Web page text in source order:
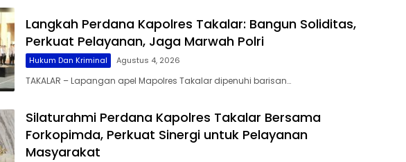
Langkah Perdana Kapolres Takalar: Bangun Soliditas,
Perkuat Pelayanan, Jaga Marwah Polri
Hukum Dan Kriminal Agustus 4, 2026
TAKALAR – Lapangan apel Mapolres Takalar dipenuhi barisan…
Silaturahmi Perdana Kapolres Takalar Bersama
Forkopimda, Perkuat Sinergi untuk Pelayanan
Masyarakat